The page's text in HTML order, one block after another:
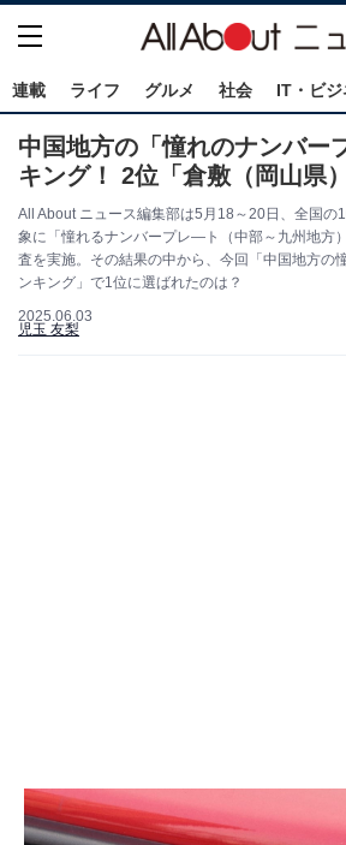
連載 ライフ グルメ 社会 IT・ビジ
中国地方の「憧れのナンバー
キング！ 2位「倉敷（岡山県
All About ニュース編集部は5月18～20日、全国の
象に「憧れるナンバープレ―ト（中部～九州地方
査を実施。その結果の中から、今回「中国地方の
ンキング」で1位に選ばれたのは？
2025.06.03
児玉 友梨